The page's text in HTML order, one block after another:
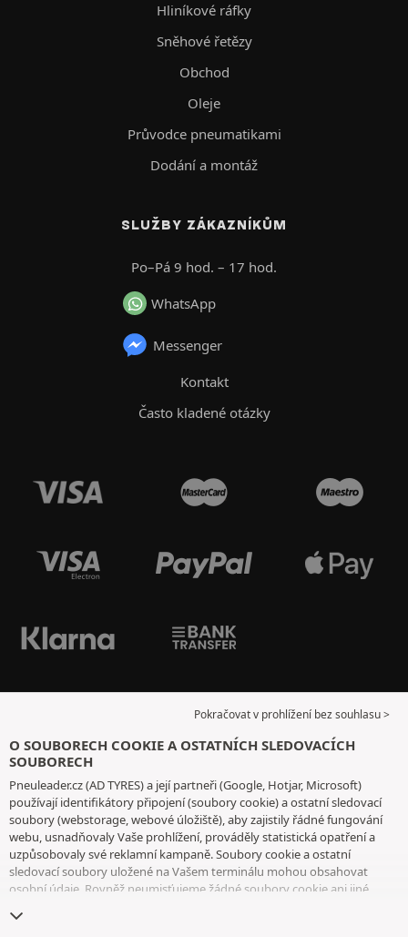
Hliníkové ráfky
Sněhové řetězy
Obchod
Oleje
Průvodce pneumatikami
Dodání a montáž
SLUŽBY ZÁKAZNÍKŮM
Po–Pá 9 hod. – 17 hod.
WhatsApp
Messenger
Kontakt
Často kladené otázky
Pokračovat v prohlížení bez souhlasu >
O SOUBORECH COOKIE A OSTATNÍCH SLEDOVACÍCH
SOUBORECH
Pneuleader.cz (AD TYRES) a její partneři (Google, Hotjar, Microsoft)
používají identifikátory připojení (soubory cookie) a ostatní sledovací
soubory (webstorage, webové úložiště), aby zajistily řádné fungování
webu, usnadňovaly Vaše prohlížení, prováděly statistická opatření a
uzpůsobovaly své reklamní kampaně. Soubory cookie a ostatní
sledovací soubory uložené na Vašem terminálu mohou obsahovat
osobní údaje. Rovněž neumisťujeme žádné soubory cookie ani jiné
vyjma těch, které jsou nezbytné pro fungování webu. Vaši volbu